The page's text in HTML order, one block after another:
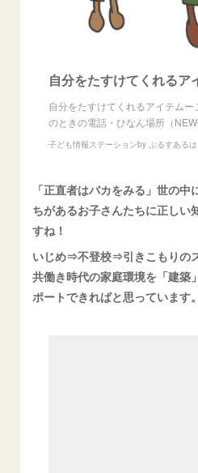
自分をたすけてくれるアイテムー
のときの電話・ひなん場所（NEW
子ども情報ステーションby ぷるすあるは
「正直者はバカをみる」世の
ちがあるお子さんたちに正しい
すね！
いじめ⇒不登校⇒引きこもりの
共働き時代の家庭環境を「建築
ポートできればと思っています。